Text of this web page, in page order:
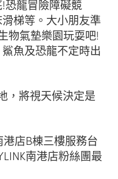
恐龍冒險障礙競
梯等。大小朋友準
物氣墊樂園玩耍吧!
魚及恐龍不定時出
，將視天候決定是
港店B棟三樓服務台
南港店粉絲團最